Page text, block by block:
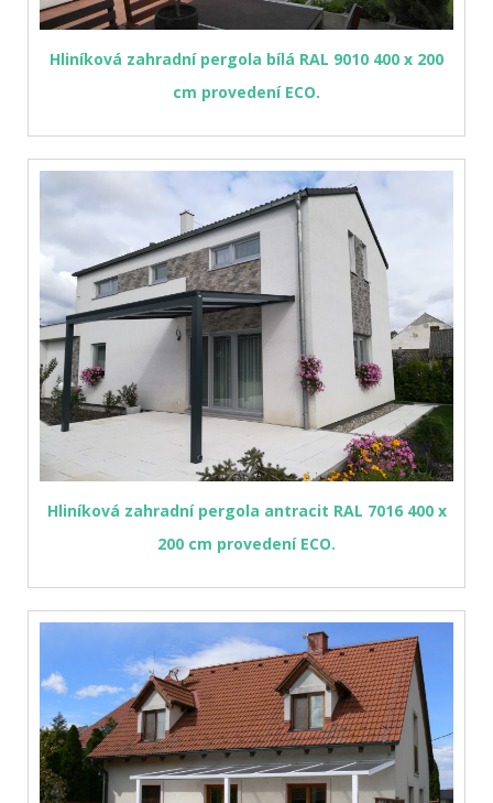
Hliníková zahradní pergola bílá RAL 9010 400 x 200
cm provedení ECO.
Hliníková zahradní pergola antracit RAL 7016 400 x
200 cm provedení ECO.